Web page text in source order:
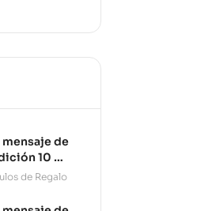
mensaje de
10 oz
de Regalo